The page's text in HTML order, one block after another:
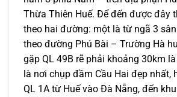
Thừa Thiên Huế. Để đến được đây
theo hai đường: một là từ ngã 3
theo đường Phú Bài – Trường Hà
gặp QL 49B rẽ phải khoảng 30km
là nơi chụp đầm Cầu Hai đẹp nhất,
QL 1A từ Huế vào Đà Nẵng, đến